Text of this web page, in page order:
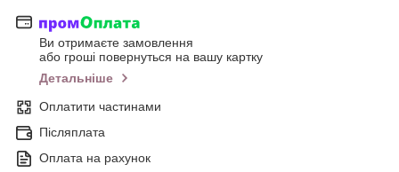
Ви отримаєте замовлення
або гроші повернуться на вашу картку
Детальніше
Оплатити частинами
Післяплата
Оплата на рахунок